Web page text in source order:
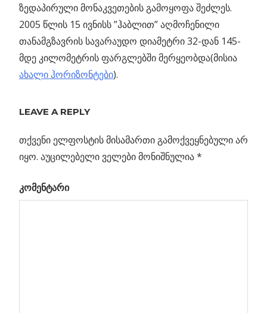
ზედაპირული მონაკვეთების გამოყოფა შეძლეს.
2005 წლის 15 ივნისს ”ჰაბლით” აღმოჩენილი
თანამგზავრის სავარაუდო დიამეტრი 32-დან 145-
მდე კილომეტრის ფარგლებში მერყეობდა(მისია
ახალი ჰორიზონტები).
ნავიგაცია
Previous
ახლოს
პლუტონთან
LEAVE A REPLY
თქვენი ელფოსტის მისამართი გამოქვეყნებული არ
იყო. აუცილებელი ველები მონიშნულია*
კომენტარი